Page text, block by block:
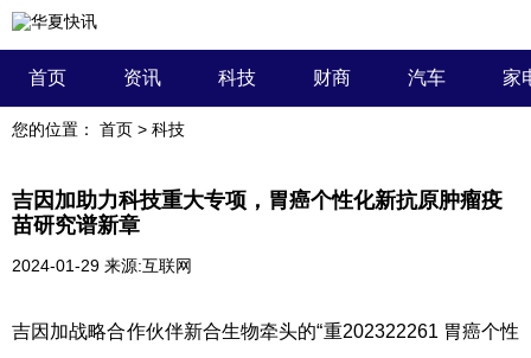
首页 资讯 科技 财商 汽车 家
您的位置： 首页 > 科技
吉因加助力科技重大专项，胃癌个性化新抗原肿瘤疫
苗研究谱新章
2024-01-29 来源:互联网
吉因加战略合作伙伴新合生物牵头的“重202322261 胃癌个性